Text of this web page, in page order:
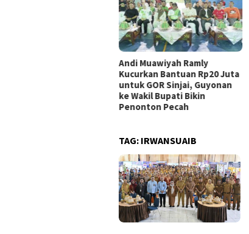
Andi Muawiyah Ramly
Kucurkan Bantuan Rp20 Juta
untuk GOR Sinjai, Guyonan
ke Wakil Bupati Bikin
Penonton Pecah
TAG: IRWANSUAIB